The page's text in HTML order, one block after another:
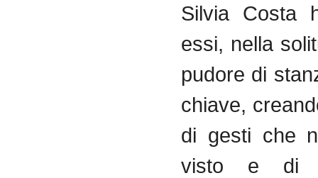
Silvia Costa
essi, nella
pudore di
chiave,
di gesti che
visto e di